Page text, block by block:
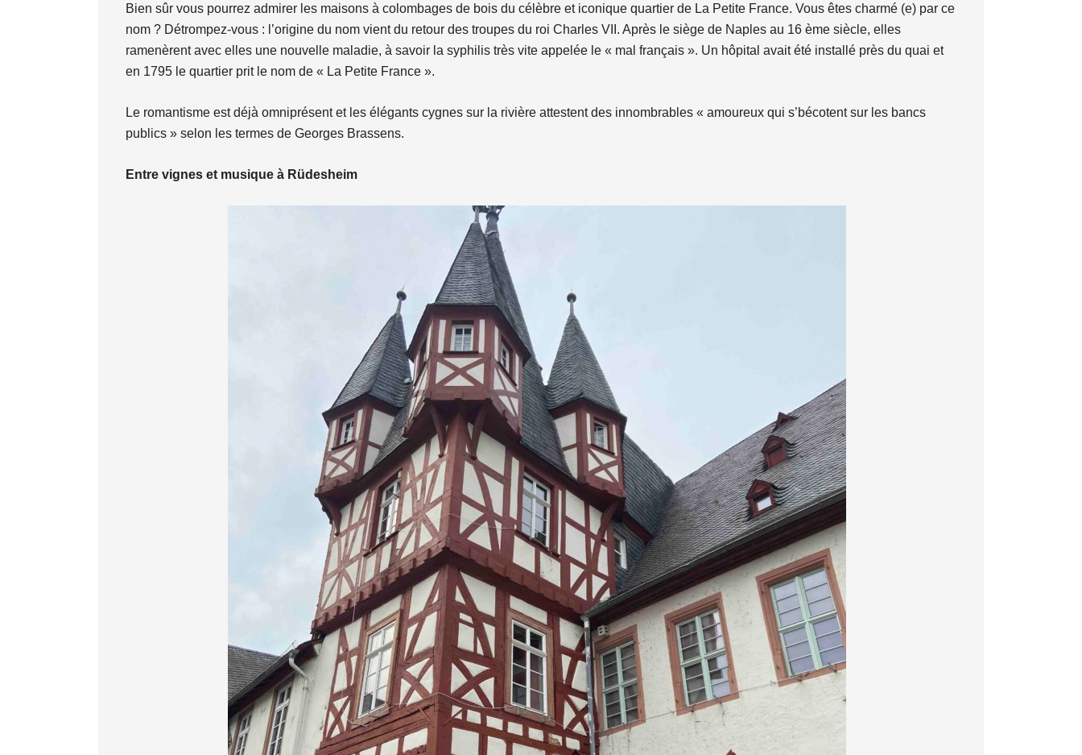
Bien sûr vous pourrez admirer les maisons à colombages de bois du célèbre et iconique quartier de La Petite France. Vous êtes charmé (e) par ce
nom ? Détrompez-vous : l’origine du nom vient du retour des troupes du roi Charles VII. Après le siège de Naples au 16 ème siècle, elles
ramenèrent avec elles une nouvelle maladie, à savoir la syphilis très vite appelée le « mal français ». Un hôpital avait été installé près du quai et
en 1795 le quartier prit le nom de « La Petite France ».
Le romantisme est déjà omniprésent et les élégants cygnes sur la rivière attestent des innombrables « amoureux qui s’bécotent sur les bancs
publics » selon les termes de Georges Brassens.
Entre vignes et musique à Rüdesheim